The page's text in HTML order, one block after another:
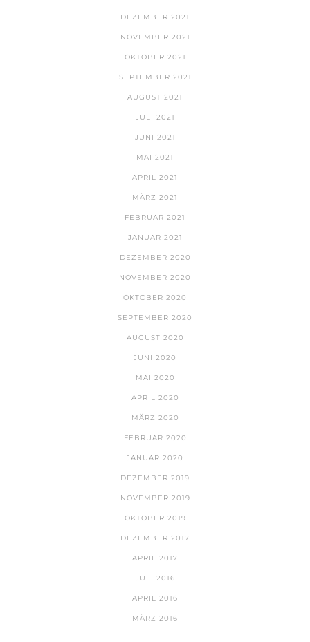
DEZEMBER 2021
NOVEMBER 2021
OKTOBER 2021
SEPTEMBER 2021
AUGUST 2021
JULI 2021
JUNI 2021
MAI 2021
APRIL 2021
MÄRZ 2021
FEBRUAR 2021
JANUAR 2021
DEZEMBER 2020
NOVEMBER 2020
OKTOBER 2020
SEPTEMBER 2020
AUGUST 2020
JUNI 2020
MAI 2020
APRIL 2020
MÄRZ 2020
FEBRUAR 2020
JANUAR 2020
DEZEMBER 2019
NOVEMBER 2019
OKTOBER 2019
DEZEMBER 2017
APRIL 2017
JULI 2016
APRIL 2016
MÄRZ 2016